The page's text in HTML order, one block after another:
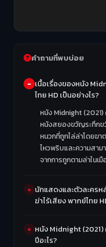
คำถามที่พบบ่อย
เนื้อเรื่องของหนัง
ไทย HD เป็นอย่างไร?
หนัง Midnight (2021)
หนังสยองขวัญระทึกข
หนวกที่ถูกไล่ล่าโดยฆา
ไหวพริบและความสาม
จากการถูกตามล่าในเ
นักแสดงและตัวละคร
ฆ่าไร้เสียง พากย์ไทย
หนัง Midnight (2021)
ปีอะไร?